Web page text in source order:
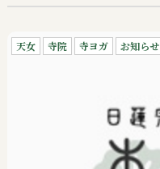
天女 寺院 寺ヨガ お知らせ